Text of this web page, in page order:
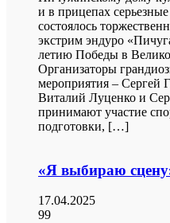
и в прицепах
состоялось
экстрим эндуро
летию Победы в
Организаторы
мероприятия – Сергей
Виталий Луценко и
принимают участие
подготовки, […]
«Я выбираю
17.04.2025
99